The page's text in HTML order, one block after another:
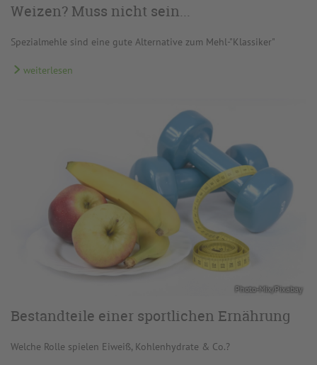
Weizen? Muss nicht sein...
Spezialmehle sind eine gute Alternative zum Mehl-"Klassiker"
weiterlesen
Photo-Mix/Pixabay
Bestandteile einer sportlichen Ernährung
Welche Rolle spielen Eiweiß, Kohlenhydrate & Co.?